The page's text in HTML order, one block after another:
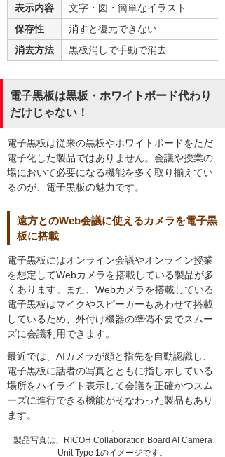
表示内容
文字・図・簡単なイラスト
保存性
消すと復元できない
消去方法
黒板消しで手動で消去
電子黒板は黒板・ホワイトボード代わり
だけじゃない！
電子黒板は従来の黒板やホワイトボードをただ
電子化した製品ではありません。会議や授業の
場において必要になる機能を多く取り揃えてい
るのが、電子黒板の魅力です。
遠方とのWeb会議に使えるカメラを電子黒
板に搭載
電子黒板にはオンライン会議やオンライン授業
を想定してWebカメラを搭載している製品が多
くあります。また、Webカメラを搭載している
電子黒板はマイクやスピーカーもあわせて搭載
しているため、外付け機器の準備不要でスムー
ズに会議利用できます。
最近では、AIカメラが顔と指先を自動認識し、
電子黒板に話者の写真とともに指し示している
場所をハイライト表示して会議を正確かつスム
ーズに進行できる機能がそなわった製品もあり
ます。
製品写真は、RICOH Collaboration Board AI Camera
Unit Type 1のイメージです。